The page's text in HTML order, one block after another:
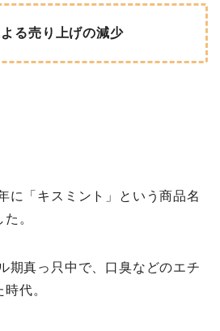
る売り上げの減少
に「キスミント」という商品名
。
期真っ只中で、口臭などのエチ
代。